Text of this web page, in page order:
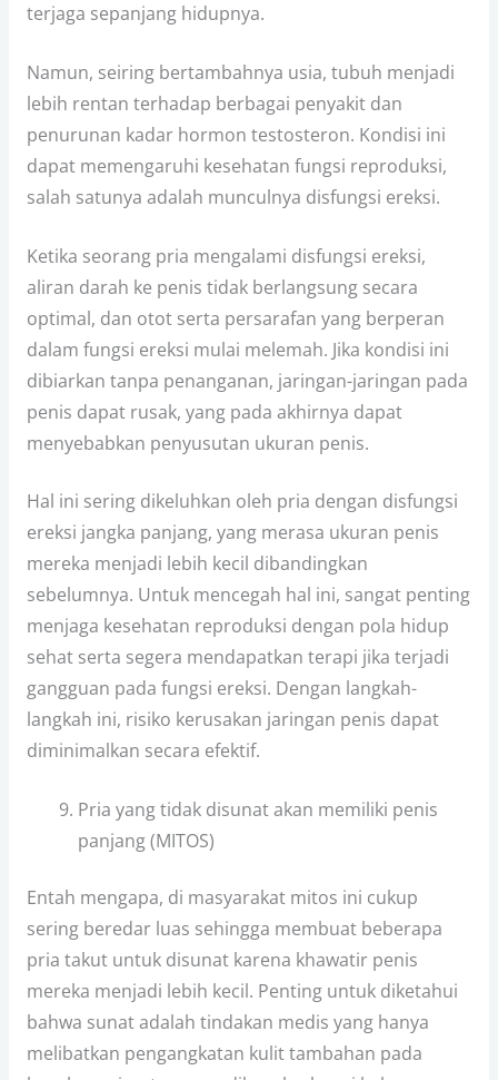
terjaga sepanjang hidupnya.
Namun, seiring bertambahnya usia, tubuh menjadi
lebih rentan terhadap berbagai penyakit dan
penurunan kadar hormon testosteron. Kondisi ini
dapat memengaruhi kesehatan fungsi reproduksi,
salah satunya adalah munculnya disfungsi ereksi.
Ketika seorang pria mengalami disfungsi ereksi,
aliran darah ke penis tidak berlangsung secara
optimal, dan otot serta persarafan yang berperan
dalam fungsi ereksi mulai melemah. Jika kondisi ini
dibiarkan tanpa penanganan, jaringan-jaringan pada
penis dapat rusak, yang pada akhirnya dapat
menyebabkan penyusutan ukuran penis.
Hal ini sering dikeluhkan oleh pria dengan disfungsi
ereksi jangka panjang, yang merasa ukuran penis
mereka menjadi lebih kecil dibandingkan
sebelumnya. Untuk mencegah hal ini, sangat penting
menjaga kesehatan reproduksi dengan pola hidup
sehat serta segera mendapatkan terapi jika terjadi
gangguan pada fungsi ereksi. Dengan langkah-
langkah ini, risiko kerusakan jaringan penis dapat
diminimalkan secara efektif.
Pria yang tidak disunat akan memiliki penis
panjang (MITOS)
Entah mengapa, di masyarakat mitos ini cukup
sering beredar luas sehingga membuat beberapa
pria takut untuk disunat karena khawatir penis
mereka menjadi lebih kecil. Penting untuk diketahui
bahwa sunat adalah tindakan medis yang hanya
melibatkan pengangkatan kulit tambahan pada